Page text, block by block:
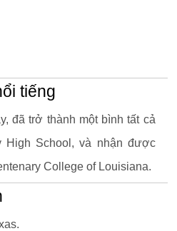
tiếng
đã trở thành một bình tất cả
High School, và nhận được
College of Louisiana.